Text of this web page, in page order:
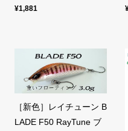
¥1,881
［新色］レイチューン B
LADE F50 RayTune ブ